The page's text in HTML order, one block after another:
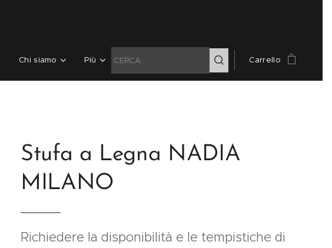
Chi siamo Più Carrello
Stufa a Legna NADIA
MILANO
Richiedere la disponibilità e le tempistiche di